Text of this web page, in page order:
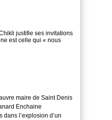
justifie ses invitations
est celle qui « nous
maire de Saint Denis
Enchaine
dans l’explosion d’un